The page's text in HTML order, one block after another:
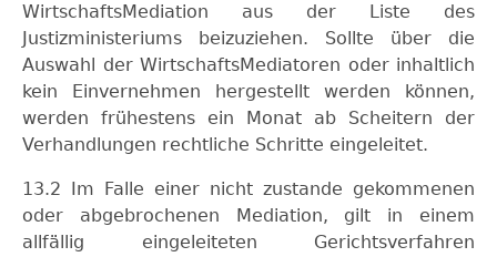
WirtschaftsMediation aus der Liste des
Justizministeriums beizuziehen. Sollte über die
Auswahl der WirtschaftsMediatoren oder inhaltlich
kein Einvernehmen hergestellt werden können,
werden frühestens ein Monat ab Scheitern der
Verhandlungen rechtliche Schritte eingeleitet.
13.2 Im Falle einer nicht zustande gekommenen
oder abgebrochenen Mediation, gilt in einem
allfällig eingeleiteten Gerichtsverfahren